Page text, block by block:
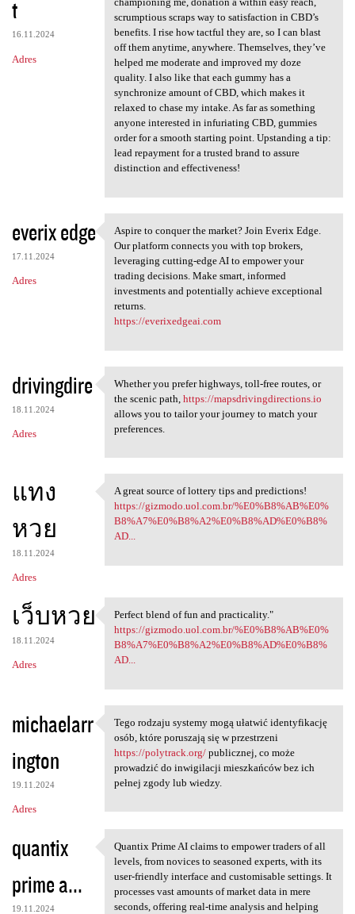
t
16.11.2024
Adres
scrumptious scraps way to satisfaction in CBD’s
benefits. I rise how tactful they are, so I can blast
off them anytime, anywhere. Themselves, they’ve
helped me moderate and improved my doze
quality. I also like that each gummy has a
synchronize amount of CBD, which makes it
relaxed to chase my intake. As far as something
anyone interested in infuriating CBD, gummies
order for a smooth starting point. Upstanding a tip:
lead repayment for a trusted brand to assure
distinction and effectiveness!
everix edge
17.11.2024
Adres
Aspire to conquer the market?
Aspire to conquer the market? Join Everix Edge.
Our platform connects you with top brokers,
leveraging cutting-edge AI to empower your
trading decisions. Make smart, informed
investments and potentially achieve exceptional
returns.
https://everixedgeai.com
drivingdire
18.11.2024
Adres
Whether you prefer highways,
Whether you prefer highways, toll-free routes, or
the scenic path, https://mapsdrivingdirections.io
allows you to tailor your journey to match your
preferences.
แทง
หวย
18.11.2024
Adres
A great source of lottery
A great source of lottery tips and predictions!
https://gizmodo.uol.com.br/%E0%B8%AB%E0%
B8%A7%E0%B8%A2%E0%B8%AD%E0%B8%
AD...
เว็บหวย
18.11.2024
Adres
Perfect blend of fun and
Perfect blend of fun and practicality."
https://gizmodo.uol.com.br/%E0%B8%AB%E0%
B8%A7%E0%B8%A2%E0%B8%AD%E0%B8%
AD...
michaelarr
ington
19.11.2024
Adres
Tego rodzaju systemy mogą
Tego rodzaju systemy mogą ułatwić identyfikację
osób, które poruszają się w przestrzeni
https://polytrack.org/publicznej, co może
prowadzić do inwigilacji mieszkańców bez ich
pełnej zgody lub wiedzy.
quantix
prime a...
19.11.2024
Quantix Prime AI claims to
Quantix Prime AI claims to empower traders of all
levels, from novices to seasoned experts, with its
user-friendly interface and customisable settings. It
processes vast amounts of market data in mere
seconds, offering real-time analysis and helping